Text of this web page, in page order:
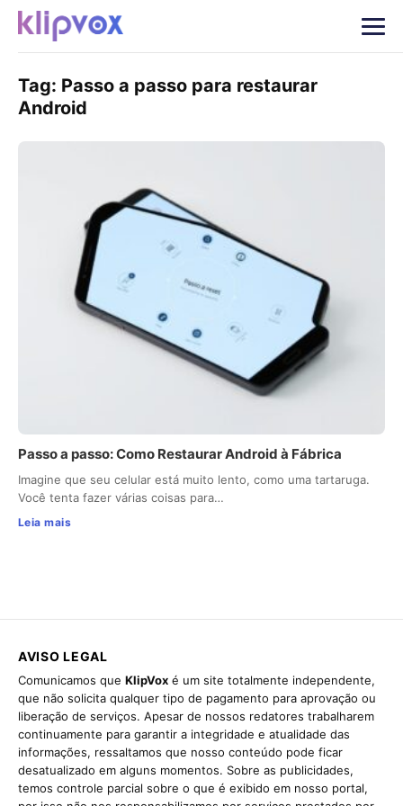
Tag: Passo a passo para restaurar
Android
Passo a passo: Como Restaurar Android à Fábrica
Imagine que seu celular está muito lento, como uma tartaruga.
Você tenta fazer várias coisas para…
Leia mais
AVISO LEGAL
Comunicamos que KlipVox é um site totalmente independente,
que não solicita qualquer tipo de pagamento para aprovação ou
liberação de serviços. Apesar de nossos redatores trabalharem
continuamente para garantir a integridade e atualidade das
informações, ressaltamos que nosso conteúdo pode ficar
desatualizado em alguns momentos. Sobre as publicidades,
temos controle parcial sobre o que é exibido em nosso portal,